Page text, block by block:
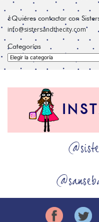
¿Quiéres contactar con
info@sistersandthecity.com
Categorías
Categorías